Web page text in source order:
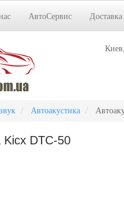
АвтоСервис Доставка
Автоакустика
Kicx DTC-50